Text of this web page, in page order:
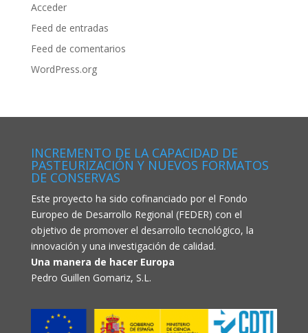
Acceder
Feed de entradas
Feed de comentarios
WordPress.org
INCREMENTO DE LA CAPACIDAD DE
PASTEURIZACIÓN Y NUEVOS FORMATOS
DE CONSERVAS
Este proyecto ha sido cofinanciado por el Fondo
Europeo de Desarrollo Regional (FEDER) con el
objetivo de promover el desarrollo tecnológico, la
innovación y una investigación de calidad.
Una manera de hacer Europa
Pedro Guillen Gomariz, S.L.